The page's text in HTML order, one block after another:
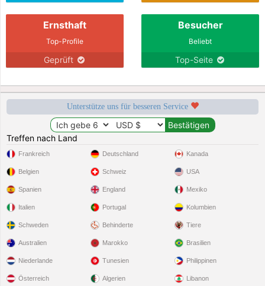
Ernsthaft
Top-Profile
Geprüft
Besucher
Beliebt
Top-Seite
Unterstütze uns für besseren Service
Treffen nach Land
Frankreich
Belgien
Spanien
Italien
Schweden
Deutschland
Schweiz
England
Portugal
Behinderte
Kanada
USA
Mexiko
Kolumbien
Tiere
Australien
Niederlande
Österreich
Marokko
Tunesien
Algerien
Brasilien
Philippinen
Libanon